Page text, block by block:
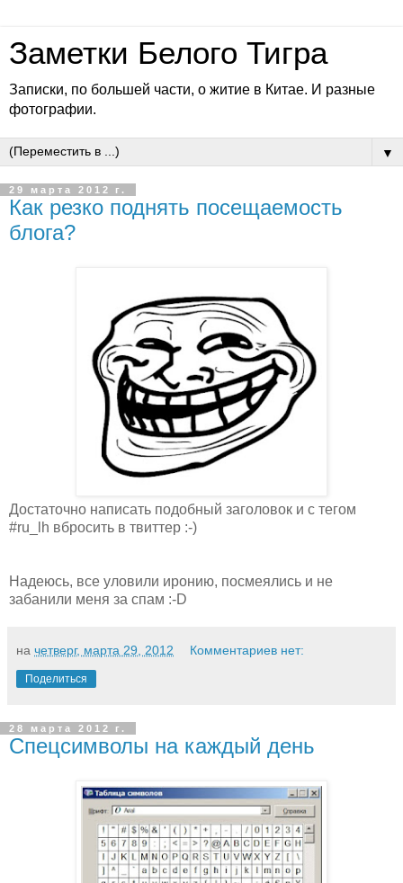
Заметки Белого Тигра
Записки, по большей части, о житие в Китае. И разные
фотографии.
▼
29 марта 2012 г.
Как резко поднять посещаемость
блога?
Достаточно написать подобный заголовок и с тегом
#ru_lh вбросить в твиттер :-)
Надеюсь, все уловили иронию, посмеялись и не
забанили меня за спам :-D
на четверг, марта 29, 2012 Комментариев нет:
Поделиться
28 марта 2012 г.
Спецсимволы на каждый день